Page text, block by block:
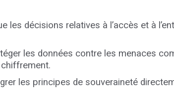
les décisions relatives à l’accès et à
les données contre les menaces
les principes de souveraineté